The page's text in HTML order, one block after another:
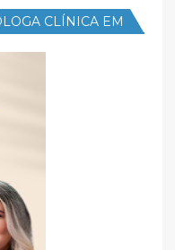
CLÍNICA EM